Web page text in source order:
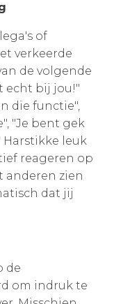
of
verkeerde
de volgende
echt bij jou!"
die functie",
"Je bent gek
Harstikke leuk
reageren op
anderen zien
dat jij
de
om indruk te